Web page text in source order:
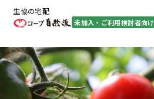
生協の宅配
未加入・ご利用検討者向け